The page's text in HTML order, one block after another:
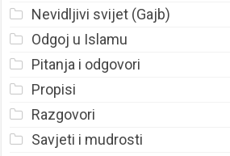
Nevidljivi svijet (Gajb)
Odgoj u Islamu
Pitanja i odgovori
Propisi
Razgovori
Savjeti i mudrosti